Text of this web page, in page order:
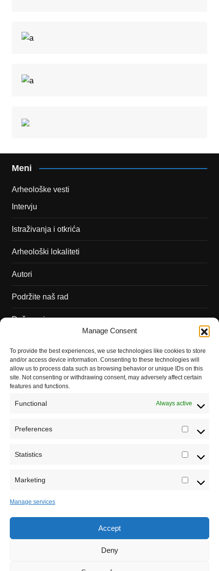
Manage Consent
To provide the best experiences, we use technologies like cookies to store
and/or access device information. Consenting to these technologies will
allow us to process data such as browsing behavior or unique IDs on this
site. Not consenting or withdrawing consent, may adversely affect certain
features and functions.
Functional Always active
Preferences
Statistics
Marketing
Manage services
Accept
Deny
Meni
Arheološke vesti
Intervju
Istraživanja i otkrića
Arheološki lokaliteti
Autori
Podržite naš rad
Dešavanja
Misija sajta Sve o arheologiji
O autoru sajta
Pravila korišćenja
Saradnja
Sva prava zadržava Sve o arheologiji 2019-2026